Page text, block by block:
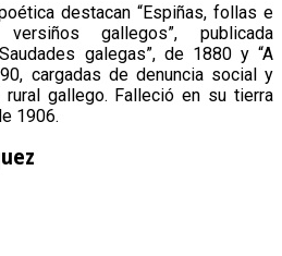
destacan “Espiñas, follas e
gallegos”, publicada
galegas”, de 1880 y “A
cargadas de denuncia social y
gallego. Falleció en su tierra
1906.